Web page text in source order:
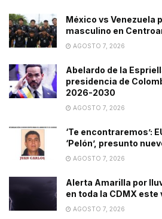
México vs Venezuela
masculino en
AGOSTO 7, 2026
Abelardo de la
presidencia de
2026-2030
AGOSTO 7, 2026
‘Te encontraremos’:
‘Pelón’, presunto
AGOSTO 7, 2026
Alerta Amarilla por
en toda la CDMX
AGOSTO 7, 2026